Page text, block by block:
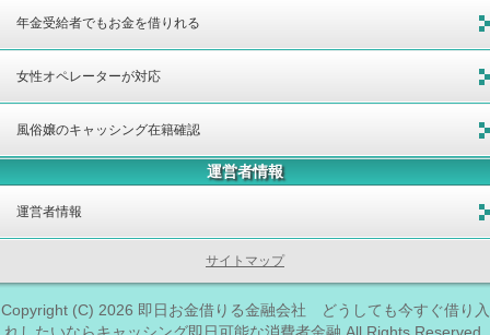
年金受給者でもお金を借りれる
女性オペレーターが対応
風俗嬢のキャッシング在籍確認
運営者情報
運営者情報
サイトマップ
Copyright (C) 2026 即日お金借りる金融会社 どうしても今すぐ借り入
れしたいならキャッシング即日可能な消費者金融 All Rights Reserved.